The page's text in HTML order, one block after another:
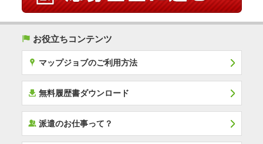
( お役立ちコンテンツ
x マップジョブのご利用方法
í 無料履歴書ダウンロード
‰派遣のお仕事って？